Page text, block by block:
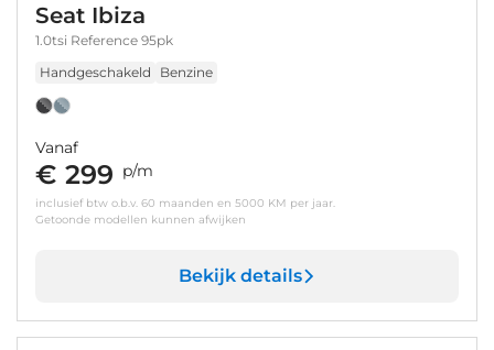
Seat Ibiza
1.0tsi Reference 95pk
Handgeschakeld
Benzine
Vanaf
€ 299 p/m
inclusief btw o.b.v. 60 maanden en 5000 KM per jaar.
Getoonde modellen kunnen afwijken
Bekijk details